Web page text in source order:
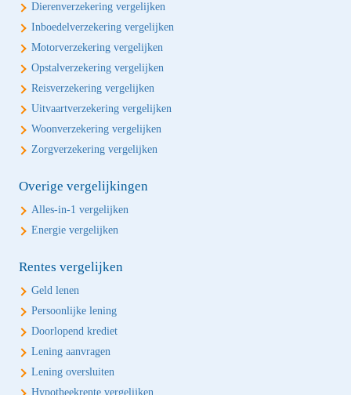
Dierenverzekering vergelijken
Inboedelverzekering vergelijken
Motorverzekering vergelijken
Opstalverzekering vergelijken
Reisverzekering vergelijken
Uitvaartverzekering vergelijken
Woonverzekering vergelijken
Zorgverzekering vergelijken
Overige vergelijkingen
Alles-in-1 vergelijken
Energie vergelijken
Rentes vergelijken
Geld lenen
Persoonlijke lening
Doorlopend krediet
Lening aanvragen
Lening oversluiten
Hypotheekrente vergelijken